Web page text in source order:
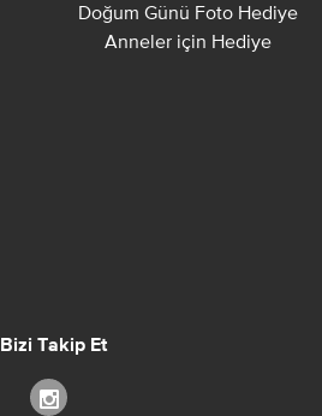
Doğum Günü Foto Hediye
Anneler için Hediye
Bizi Takip Et